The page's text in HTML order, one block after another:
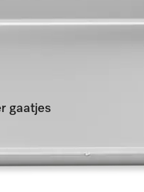
gaatjes
en stoomovens met